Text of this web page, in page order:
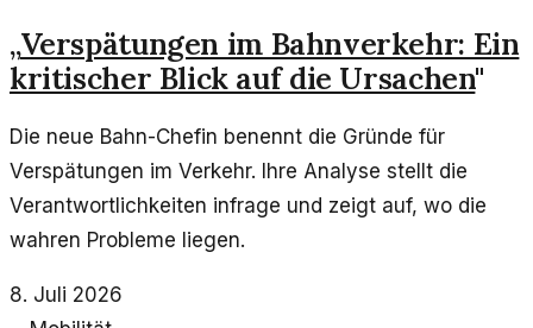
„Verspätungen im Bahnverkehr: Ein
kritischer Blick auf die Ursachen"
Die neue Bahn-Chefin benennt die Gründe für
Verspätungen im Verkehr. Ihre Analyse stellt die
Verantwortlichkeiten infrage und zeigt auf, wo die
wahren Probleme liegen.
8. Juli 2026